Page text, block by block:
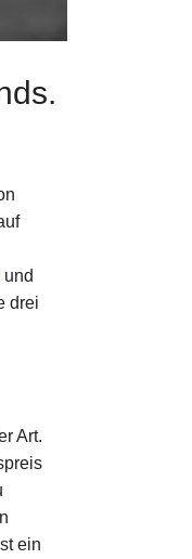
und
drei
Art.
ein